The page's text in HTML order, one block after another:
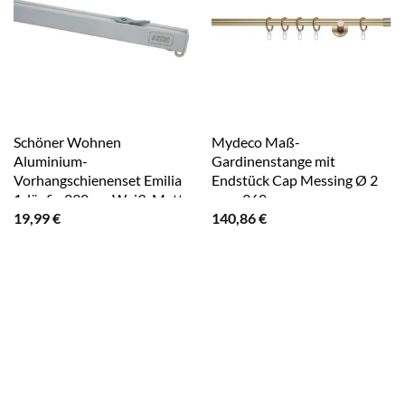
Schöner Wohnen
Aluminium-
Vorhangschienenset Emilia
1-läufig 230 cm Weiß-Matt
19,99€
Mydeco Maß-
Gardinenstange mit
Endstück Cap Messing Ø 2
cm x 360 cm
140,86€